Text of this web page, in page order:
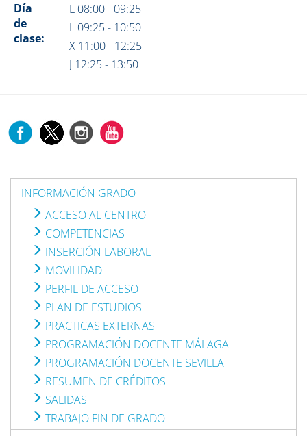
Día
de
clase:
L 08:00 - 09:25
L 09:25 - 10:50
X 11:00 - 12:25
J 12:25 - 13:50
INFORMACIÓN GRADO
ACCESO AL CENTRO
COMPETENCIAS
INSERCIÓN LABORAL
MOVILIDAD
PERFIL DE ACCESO
PLAN DE ESTUDIOS
PRACTICAS EXTERNAS
PROGRAMACIÓN DOCENTE MÁLAGA
PROGRAMACIÓN DOCENTE SEVILLA
RESUMEN DE CRÉDITOS
SALIDAS
TRABAJO FIN DE GRADO